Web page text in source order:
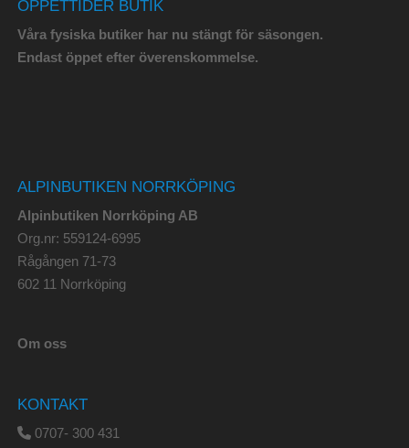
ÖPPETTIDER BUTIK
Våra fysiska butiker har nu stängt för säsongen.
Endast öppet efter överenskommelse.
ALPINBUTIKEN NORRKÖPING
Alpinbutiken Norrköping AB
Org.nr: 559124-6995
Rågången 71-73
602 11 Norrköping
Om oss
KONTAKT
0707- 300 431